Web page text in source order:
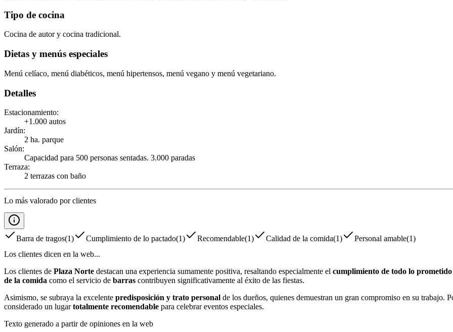
Tipo de cocina
Cocina de autor y cocina tradicional.
Dietas y menús especiales
Menú celíaco, menú diabéticos, menú hipertensos, menú vegano y menú vegetariano.
Detalles
Estacionamiento:
+1.000 autos
Jardín:
2 ha. parque
Salón:
Capacidad para 500 personas sentadas. 3.000 paradas
Terraza:
2 terrazas con baño
Lo más valorado por clientes
Barra de tragos(1) Cumplimiento de lo pactado(1) Recomendable(1) Calidad de la comida(1) Personal amable(1)
Los clientes dicen en la web...
Los clientes de Plaza Norte destacan una experiencia sumamente positiva, resaltando especialmente el cumplimiento de todo lo prometido
de la comida como el servicio de barras contribuyen significativamente al éxito de las fiestas.
Asimismo, se subraya la excelente predisposición y trato personal de los dueños, quienes demuestran un gran compromiso en su trabajo.
considerado un lugartotalmente recomendable para celebrar eventos especiales.
Texto generado a partir de opiniones en la web